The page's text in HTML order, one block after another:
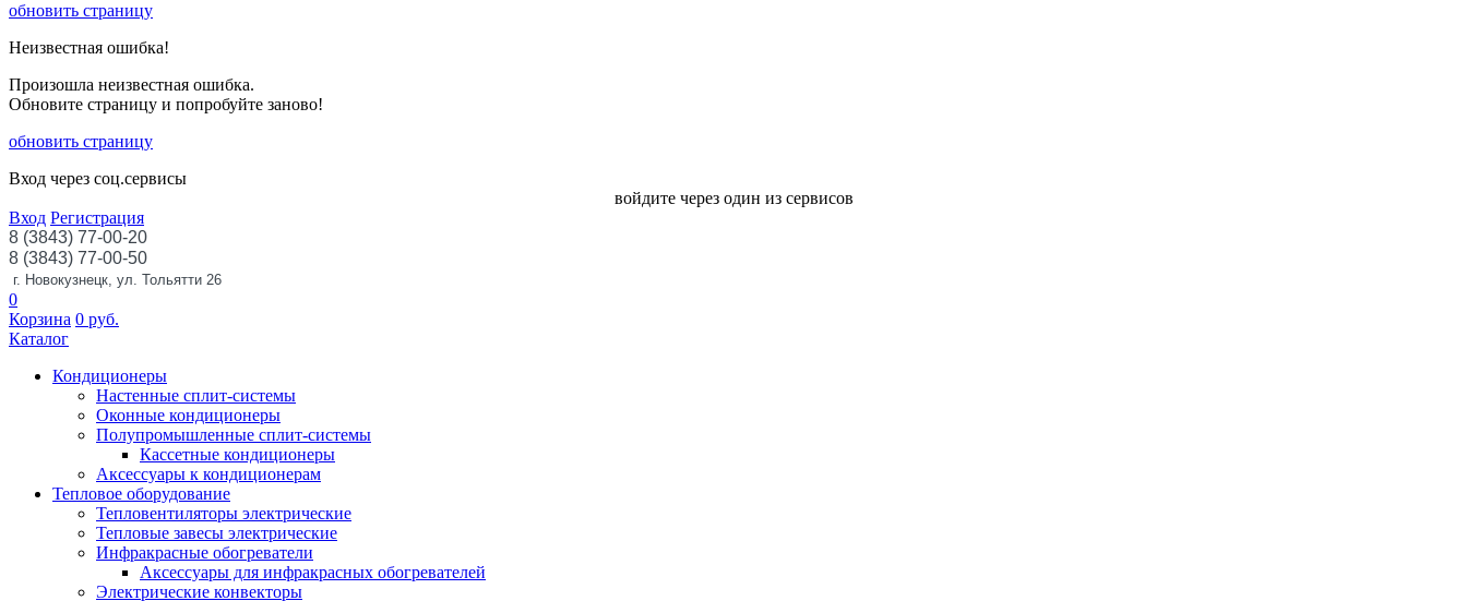
обновить страницу
Неизвестная ошибка!
Произошла неизвестная ошибка.
Обновите страницу и попробуйте заново!
обновить страницу
Вход через соц.сервисы
войдите через один из сервисов
Вход Регистрация
8 (3843) 77-00-20
8 (3843) 77-00-50
г. Новокузнецк, ул. Тольятти 26
0
Корзина 0 руб.
Каталог
Кондиционеры
Настенные сплит-системы
Оконные кондиционеры
Полупромышленные сплит-системы
Кассетные кондиционеры
Аксессуары к кондиционерам
Тепловое оборудование
Тепловентиляторы электрические
Тепловые завесы электрические
Инфракрасные обогреватели
Аксессуары для инфракрасных обогревателей
Электрические конвекторы